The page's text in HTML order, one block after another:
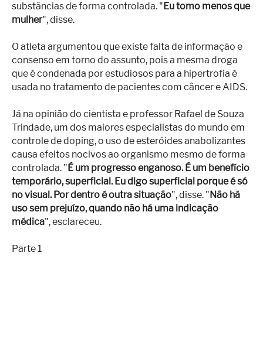
substâncias de forma controlada. " Eu tomo menos que
mulher", disse.
O atleta argumentou que existe falta de informação e
consenso em torno do assunto, pois a mesma droga
que é condenada por estudiosos para a hipertrofia é
usada no tratamento de pacientes com câncer e AIDS.
Já na opinião do cientista e professor Rafael de Souza
Trindade, um dos maiores especialistas do mundo em
controle de doping, o uso de esteróides anabolizantes
causa efeitos nocivos ao organismo mesmo de forma
controlada. " É um progresso enganoso. É um benefício
temporário, superficial. Eu digo superficial porque é só
no visual. Por dentro é outra situação", disse. " Não há
uso sem prejuízo, quando não há uma indicação
médica", esclareceu.
Parte 1